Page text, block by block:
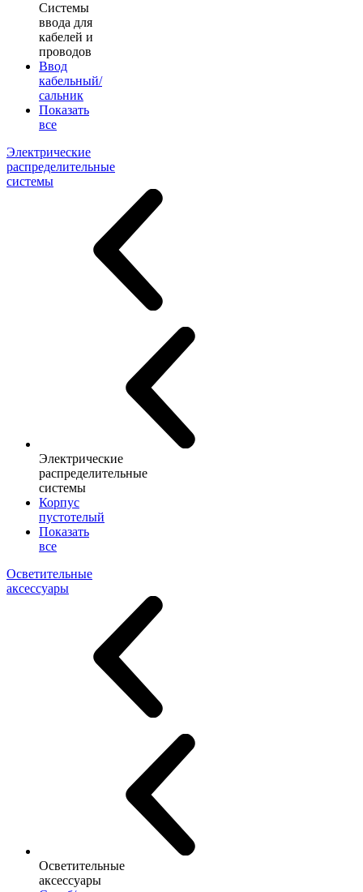
Системы
ввода для
кабелей и
проводов
Ввод
кабельный/
сальник
Показать
все
Электрические
распределительные
системы
Электрические
распределительные
системы
Корпус
пустотелый
Показать
все
Осветительные
аксессуары
Осветительные
аксессуары